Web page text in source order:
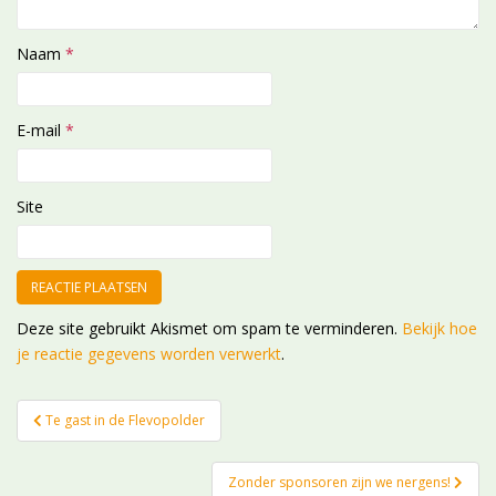
Naam *
E-mail *
Site
Deze site gebruikt Akismet om spam te verminderen. Bekijk hoe
je reactie gegevens worden verwerkt.
Bericht
navigatie
Te gast in de Flevopolder
Zonder sponsoren zijn we nergens!